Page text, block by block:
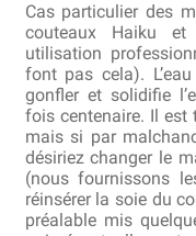
Cas particulier des
couteaux Haiku
utilisation
font pas cela).
gonfler et solidifie
fois centenaire. Il est
mais si par
désiriez changer le
(nous fournissons
réinsérer la soie du
préalable mis